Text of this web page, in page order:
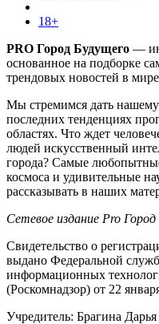
18+
PRO Город Будущего —
основанное на подборке
трендовых новостей в
Мы стремимся дать
последних тенденциях
областях. Что ждет
людей искусственный
города? Самые
космоса и удивительные
рассказывать в наших
Сетевое издание Pro
Свидетельство о
выдано Федеральной
информационных
(Роскомнадзор) от 22
Учредитель: Брагина